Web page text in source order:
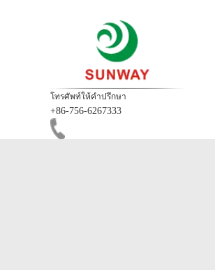
โทรศัพท์ให้คำปรึกษา
+86-756-6267333